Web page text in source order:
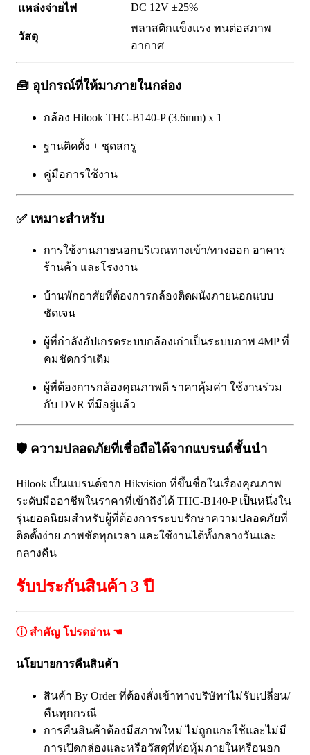
แหล่งจ่ายไฟ
DC 12V ±25%
วัสดุ
พลาสติกแข็งแรง ทนต่อสภาพ
อากาศ
🧰 อุปกรณ์ที่ให้มาภายในกล่อง
กล้อง Hilook THC-B140-P (3.6mm) x 1
ฐานติดตั้ง + ชุดสกรู
คู่มือการใช้งาน
✅ เหมาะสำหรับ
การใช้งานภายนอกบริเวณทางเข้า/ทางออก อาคาร
ร้านค้า และโรงงาน
บ้านพักอาศัยที่ต้องการกล้องติดผนังภายนอกแบบ
ชัดเจน
ผู้ที่กำลังอัปเกรดระบบกล้องเก่าเป็นระบบภาพ 4MP ที่
คมชัดกว่าเดิม
ผู้ที่ต้องการกล้องคุณภาพดี ราคาคุ้มค่า ใช้งานร่วม
กับ DVR ที่มีอยู่แล้ว
🛡️ ความปลอดภัยที่เชื่อถือได้จากแบรนด์ชั้นนำ
Hilook เป็นแบรนด์จาก Hikvision ที่ขึ้นชื่อในเรื่องคุณภาพ
ระดับมืออาชีพในราคาที่เข้าถึงได้ THC-B140-P เป็นหนึ่งใน
รุ่นยอดนิยมสำหรับผู้ที่ต้องการระบบรักษาความปลอดภัยที่
ติดตั้งง่าย ภาพชัดทุกเวลา และใช้งานได้ทั้งกลางวันและ
กลางคืน
รับประกันสินค้า 3 ปี
ⓘ สำคัญ โปรดอ่าน ☚
นโยบายการคืนสินค้า
สินค้า By Order ที่ต้องสั่งเข้าทางบริษัทฯไม่รับเปลี่ยน/
คืนทุกกรณี
การคืนสินค้าต้องมีสภาพใหม่ ไม่ถูกแกะใช้และไม่มี
การเปิดกล่องและหรือวัสดุที่ห่อหุ้มภายในหรือนอก